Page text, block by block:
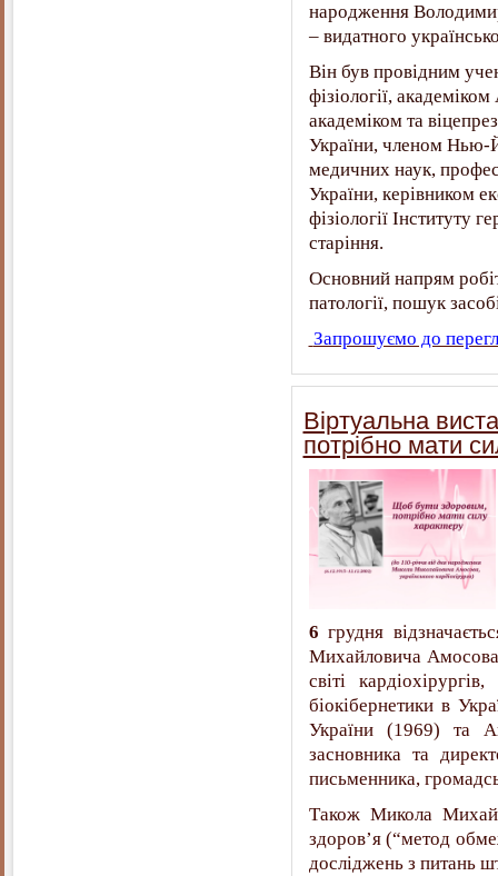
народження
– видатного
Він був провідним
фізіології,
академіком та
України, членом Нью-
медичних наук,
України, керівником
фізіології Інституту
старіння.
Основний напрям
патології, пошук
Запрошуємо до
Віртуальна
потрібно мати
6 грудня
Михайловича
світі
біокібернетики в
України (1969) та
засновника та
письменника,
Також Микола
здоров’я (“метод
досліджень з питань